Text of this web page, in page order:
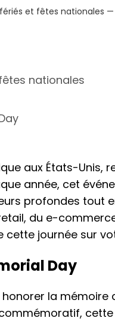
et fêtes nationales
nationales
aux États-Unis,
année, cet
profondes tout
du e-
journée sur
Day
la
cette